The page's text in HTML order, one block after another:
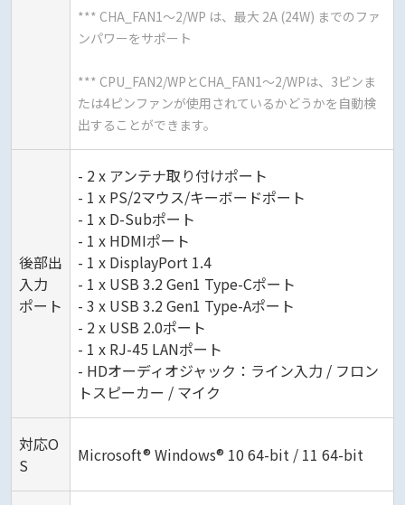
*** CHA_FAN1～2/WP は、最大 2A (24W) までのファ
ンパワーをサポート
*** CPU_FAN2/WPとCHA_FAN1～2/WPは、3ピンま
たは4ピンファンが使用されているかどうかを自動検
出することができます。
後部出
入力
ポート
- 2 x アンテナ取り付けポート
- 1 x PS/2マウス/キーボードポート
- 1 x D-Subポート
- 1 x HDMIポート
- 1 x DisplayPort 1.4
- 1 x USB 3.2 Gen1 Type-Cポート
- 3 x USB 3.2 Gen1 Type-Aポート
- 2 x USB 2.0ポート
- 1 x RJ-45 LANポート
- HDオーディオジャック：ライン入力 / フロン
トスピーカー / マイク
対応O
S
Microsoft® Windows® 10 64-bit / 11 64-bit